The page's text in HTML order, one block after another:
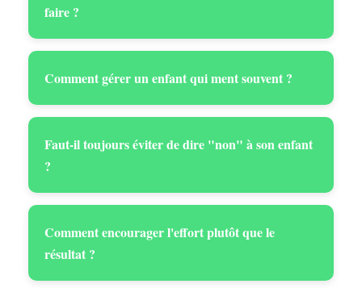
faire ?
Comment gérer un enfant qui ment souvent ?
Faut-il toujours éviter de dire "non" à son enfant
?
Comment encourager l'effort plutôt que le
résultat ?